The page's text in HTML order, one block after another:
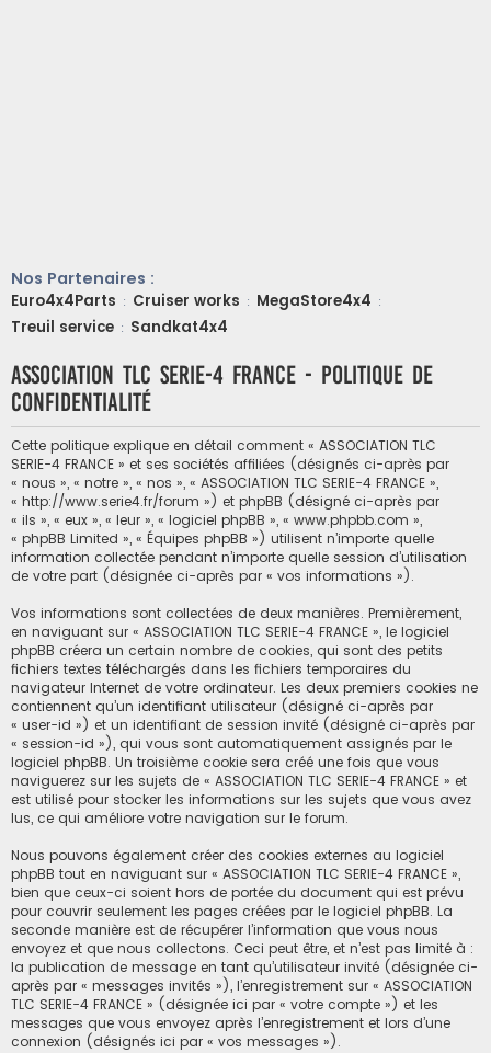
Nos Partenaires :
Euro4x4Parts : Cruiser works : MegaStore4x4 :
Treuil service : Sandkat4x4
ASSOCIATION TLC SERIE-4 FRANCE - Politique de
confidentialité
Cette politique explique en détail comment « ASSOCIATION TLC
SERIE-4 FRANCE » et ses sociétés affiliées (désignés ci-après par
« nous », « notre », « nos », « ASSOCIATION TLC SERIE-4 FRANCE »,
« http://www.serie4.fr/forum ») et phpBB (désigné ci-après par
« ils », « eux », « leur », « logiciel phpBB », « www.phpbb.com »,
« phpBB Limited », « Équipes phpBB ») utilisent n’importe quelle
information collectée pendant n’importe quelle session d’utilisation
de votre part (désignée ci-après par « vos informations »).
Vos informations sont collectées de deux manières. Premièrement,
en naviguant sur « ASSOCIATION TLC SERIE-4 FRANCE », le logiciel
phpBB créera un certain nombre de cookies, qui sont des petits
fichiers textes téléchargés dans les fichiers temporaires du
navigateur Internet de votre ordinateur. Les deux premiers cookies ne
contiennent qu’un identifiant utilisateur (désigné ci-après par
« user-id ») et un identifiant de session invité (désigné ci-après par
« session-id »), qui vous sont automatiquement assignés par le
logiciel phpBB. Un troisième cookie sera créé une fois que vous
naviguerez sur les sujets de « ASSOCIATION TLC SERIE-4 FRANCE » et
est utilisé pour stocker les informations sur les sujets que vous avez
lus, ce qui améliore votre navigation sur le forum.
Nous pouvons également créer des cookies externes au logiciel
phpBB tout en naviguant sur « ASSOCIATION TLC SERIE-4 FRANCE »,
bien que ceux-ci soient hors de portée du document qui est prévu
pour couvrir seulement les pages créées par le logiciel phpBB. La
seconde manière est de récupérer l’information que vous nous
envoyez et que nous collectons. Ceci peut être, et n’est pas limité à :
la publication de message en tant qu’utilisateur invité (désignée ci-
après par « messages invités »), l’enregistrement sur « ASSOCIATION
TLC SERIE-4 FRANCE » (désignée ici par « votre compte ») et les
messages que vous envoyez après l’enregistrement et lors d’une
connexion (désignés ici par « vos messages »).